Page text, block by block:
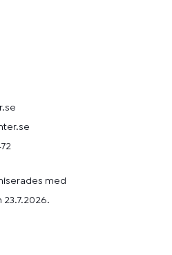
med
23.7.2026.